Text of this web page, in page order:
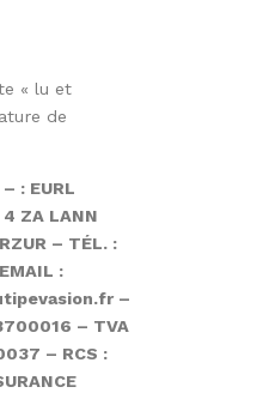
« lu et
de
: EURL
4 ZA LANN
– TÉL. :
:
–
– TVA
– RCS :